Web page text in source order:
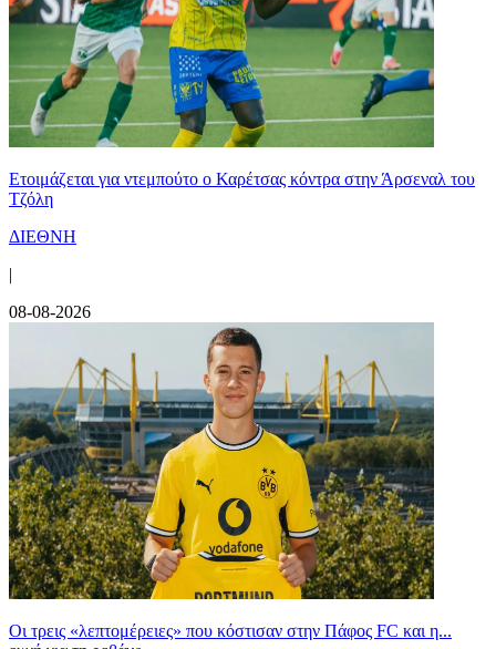
Ετοιμάζεται για ντεμπούτο ο Καρέτσας κόντρα στην Άρσεναλ του
Τζόλη
ΔΙΕΘΝΗ
|
08-08-2026
Οι τρεις «λεπτομέρειες» που κόστισαν στην Πάφος FC και η...